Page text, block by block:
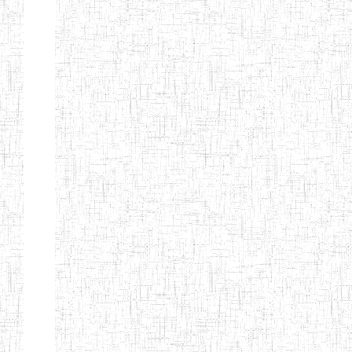
Etablissements
d'enseignement
secondaire
technique
et
professionnel
ESTP
Etablissements